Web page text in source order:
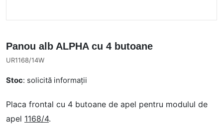
Panou alb ALPHA cu 4 butoane
UR1168/14W
Stoc: solicită informații
Placa frontal cu 4 butoane de apel pentru modulul de
apel 1168/4.